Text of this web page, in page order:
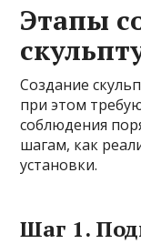
Этапы
Создание
при этом
соблюдения
шагам, как
установки.
Шаг 1.